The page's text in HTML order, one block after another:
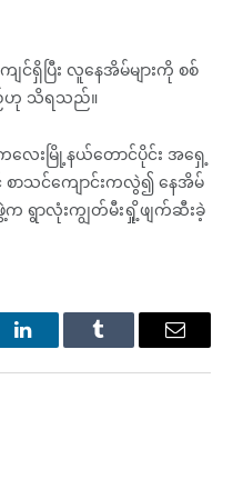
ျင်ရှိပြီး လူနေအိမ်များကို စစ်
ဟု သိရသည်။
ေးမြို့နယ်တောင်ပိုင်း အရှေ့
စာသင်ကျောင်းကလွဲ၍ နေအိမ်
ဖွဲ့က ရွာလုံးကျွတ်မီးရှို့ဖျက်ဆီးခဲ့
LinkedInTumblr Email